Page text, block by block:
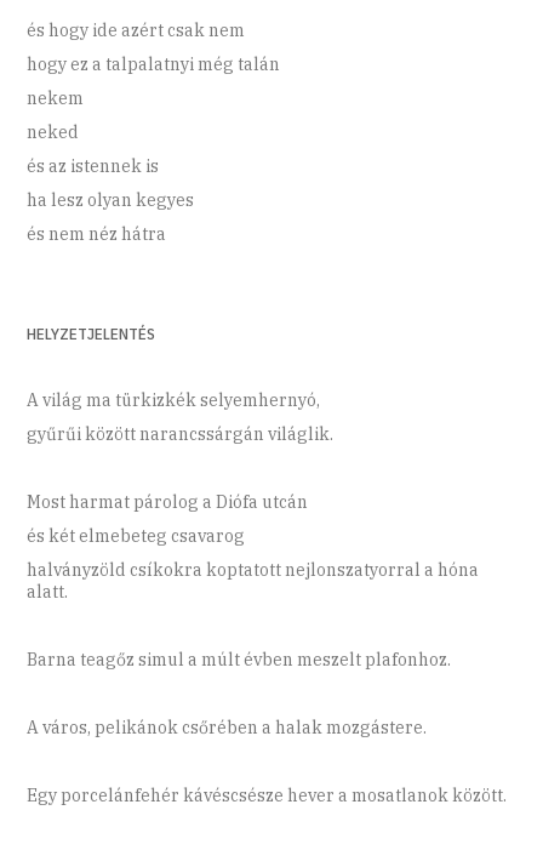
és hogy ide azért csak nem
hogy ez a talpalatnyi még talán
nekem
neked
és az istennek is
ha lesz olyan kegyes
és nem néz hátra
HELYZETJELENTÉS
A világ ma türkizkék selyemhernyó,
gyűrűi között narancssárgán világlik.
Most harmat párolog a Diófa utcán
és két elmebeteg csavarog
halványzöld csíkokra koptatott nejlonszatyorral a hóna
alatt.
Barna teagőz simul a múlt évben meszelt plafonhoz.
A város, pelikánok csőrében a halak mozgástere.
Egy porcelánfehér kávéscsésze hever a mosatlanok között.